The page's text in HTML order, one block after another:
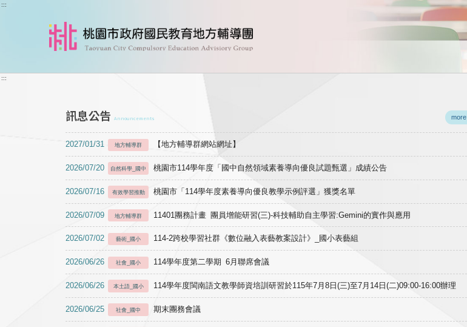
跳到主要內容
:::
:::
訊息公告 Announcements more
2027/01/31 地方輔導群 【地方輔導群網站網址】
2026/07/20 自然科學_國中 桃園市114學年度「國中自然領域素養導向優良試題甄選」成績公告
2026/07/16 有效學習推動 桃園市「114學年度素養導向優良教學示例評選」獲獎名單
2026/07/09 地方輔導群 11401團務計畫 團員增能研習(三)-科技輔助自主學習:Gemini的實作與應用
2026/07/02 藝術_國小 114-2跨校學習社群《數位融入表藝教案設計》_國小表藝組
2026/06/26 社會_國小 114學年度第二學期 6月聯席會議
2026/06/26 本土語_國小 114學年度閩南語文教學師資培訓研習於115年7月8日(三)至7月14日(二)09:00-16:00辦理
2026/06/25 社會_國中 期末團務會議